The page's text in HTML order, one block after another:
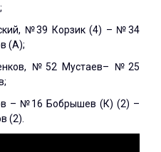
№39 Корзик (4) – №34
(А);
№52 Мустаев– №25
– №16 Бобрышев (К) (2) –
(2).